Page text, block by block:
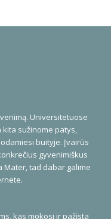
Universitetuose
kita sužinome patys,
buityje. Įvairūs
gyvenimiškus
Mater, tad dabar galime
kas mokosi ir pažįsta